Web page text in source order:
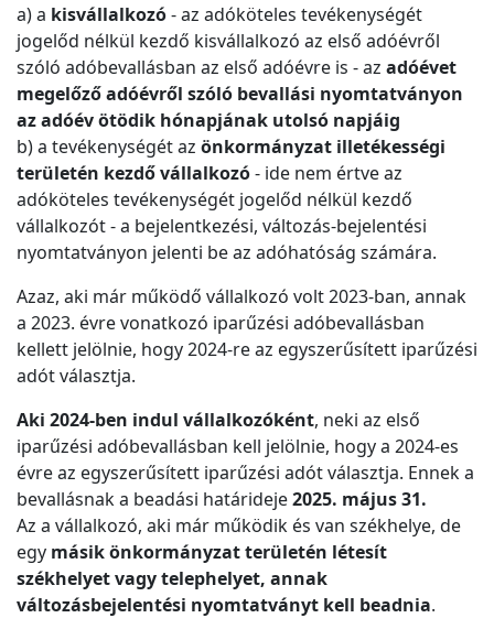
a) a kisvállalkozó- az adóköteles tevékenységét
jogelőd nélkül kezdő kisvállalkozó az első adóévről
szóló adóbevallásban az első adóévre is - az adóévet
megelőző adóévről szóló bevallási nyomtatványon
az adóév ötödik hónapjának utolsó napjáig
b) a tevékenységét az önkormányzat illetékességi
területén kezdő vállalkozó- ide nem értve az
adóköteles tevékenységét jogelőd nélkül kezdő
vállalkozót - a bejelentkezési, változás-bejelentési
nyomtatványon jelenti be az adóhatóság számára.
Azaz, aki már működő vállalkozó volt 2023-ban, annak
a 2023. évre vonatkozó iparűzési adóbevallásban
kellett jelölnie, hogy 2024-re az egyszerűsített iparűzési
adót választja.
Aki 2024-ben indul vállalkozóként, neki az első
iparűzési adóbevallásban kell jelölnie, hogy a 2024-es
évre az egyszerűsített iparűzési adót választja. Ennek a
bevallásnak a beadási határideje2025. május 31.
Az a vállalkozó, aki már működik és van székhelye, de
egy másik önkormányzat területén létesít
székhelyet vagy telephelyet, annak
változásbejelentési nyomtatványt kell beadnia.